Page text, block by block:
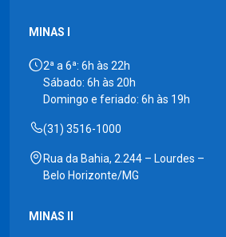
MINAS I
2ª a 6ª: 6h às 22h
Sábado: 6h às 20h
Domingo e feriado: 6h às 19h
(31) 3516-1000
Rua da Bahia, 2.244 – Lourdes –
Belo Horizonte/MG
MINAS II